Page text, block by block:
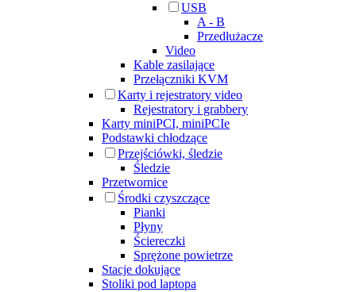
USB
A - B
Przedłużacze
Video
Kable zasilające
Przełączniki KVM
Karty i rejestratory video
Rejestratory i grabbery
Karty miniPCI, miniPCIe
Podstawki chłodzące
Przejściówki, śledzie
Śledzie
Przetwornice
Środki czyszczące
Pianki
Płyny
Ściereczki
Sprężone powietrze
Stacje dokujące
Stoliki pod laptopa